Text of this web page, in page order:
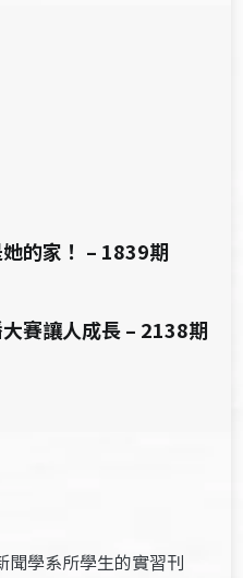
的家！ – 1839期
賽讓人成長 – 2138期
聞學系所學生的實習刊